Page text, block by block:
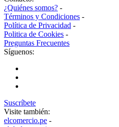
¿Quiénes somos? -
Términos y Condiciones -
Política de Privacidad -
Politica de Cookies -
Preguntas Frecuentes
Síguenos:
Suscríbete
Visite también:
elcomercio.pe -